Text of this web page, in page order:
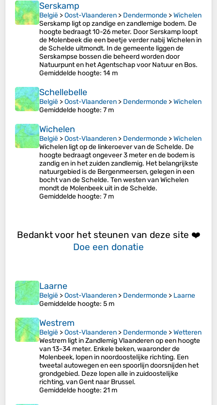
Serskamp
België >Oost-Vlaanderen > Dendermonde >Wichelen
Serskamp ligt op zandige en zandlemige bodem. De
hoogte bedraagt 10-26 meter. Door Serskamp loopt
de Molenbeek die een beetje verder nabij Wichelen in
de Schelde uitmondt. In de gemeente liggen de
Serskampse bossen die beheerd worden door
Natuurpunt en het Agentschap voor Natuur en Bos.
Gemiddelde hoogte: 14 m
Schellebelle
België >Oost-Vlaanderen > Dendermonde >Wichelen
Gemiddelde hoogte: 7 m
Wichelen
België >Oost-Vlaanderen > Dendermonde >Wichelen
Wichelen ligt op de linkeroever van de Schelde. De
hoogte bedraagt ongeveer 3 meter en de bodem is
zandig en in het zuiden zandlemig. Het belangrijkste
natuurgebied is de Bergenmeersen, gelegen in een
bocht van de Schelde. Ten westen van Wichelen
mondt de Molenbeek uit in de Schelde.
Gemiddelde hoogte: 7 m
Bedankt voor het steunen van deze site ❤️
Doe een donatie
Laarne
België >Oost-Vlaanderen > Dendermonde > Laarne
Gemiddelde hoogte: 5 m
Westrem
België >Oost-Vlaanderen > Dendermonde >Wetteren
Westrem ligt in Zandlemig Vlaanderen op een hoogte
van 13-34 meter. Enkele beken, waaronder de
Molenbeek, lopen in noordoostelijke richting. Een
tweetal autowegen en een spoorlijn doorsnijden het
grondgebied. Deze lopen alle in zuidoostelijke
richting, van Gent naar Brussel.
Gemiddelde hoogte: 21 m